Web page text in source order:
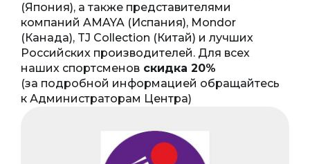
(Япония), а также представителями
компаний AMAYA (Испания), Mondor
(Канада), TJ Collection (Китай) и лучших
Российских производителей. Для всех
наших спортсменов скидка 20%
(за подробной информацией обращайтесь
к Администраторам Центра)